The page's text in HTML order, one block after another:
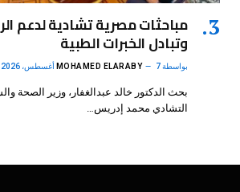
مباحثات مصرية تشادية لدعم
وتبادل الخبرات الطبية
بواسطة MOHAMED ELARABY 7 أغسطس، 2026
بحث الدكتور خالد عبدالغفار، وزير الصحة
التشادي محمد إدريس…